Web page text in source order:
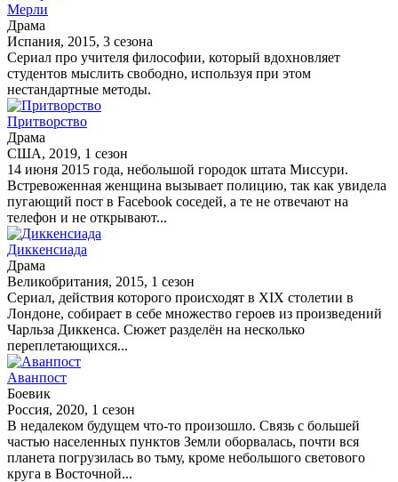
Мерли
Драма
Испания, 2015, 3 сезона
Сериал про учителя философии, который вдохновляет
студентов мыслить свободно, используя при этом
нестандартные методы.
Притворство
Драма
США, 2019, 1 сезон
14 июня 2015 года, небольшой городок штата Миссури.
Встревоженная женщина вызывает полицию, так как увидела
пугающий пост в Facebook соседей, а те не отвечают на
телефон и не открывают...
Диккенсиада
Драма
Великобритания, 2015, 1 сезон
Сериал, действия которого происходят в XIX столетии в
Лондоне, собирает в себе множество героев из произведений
Чарльза Диккенса. Сюжет разделён на несколько
переплетающихся...
Аванпост
Боевик
Россия, 2020, 1 сезон
В недалеком будущем что-то произошло. Связь с большей
частью населенных пунктов Земли оборвалась, почти вся
планета погрузилась во тьму, кроме небольшого светового
круга в Восточной...